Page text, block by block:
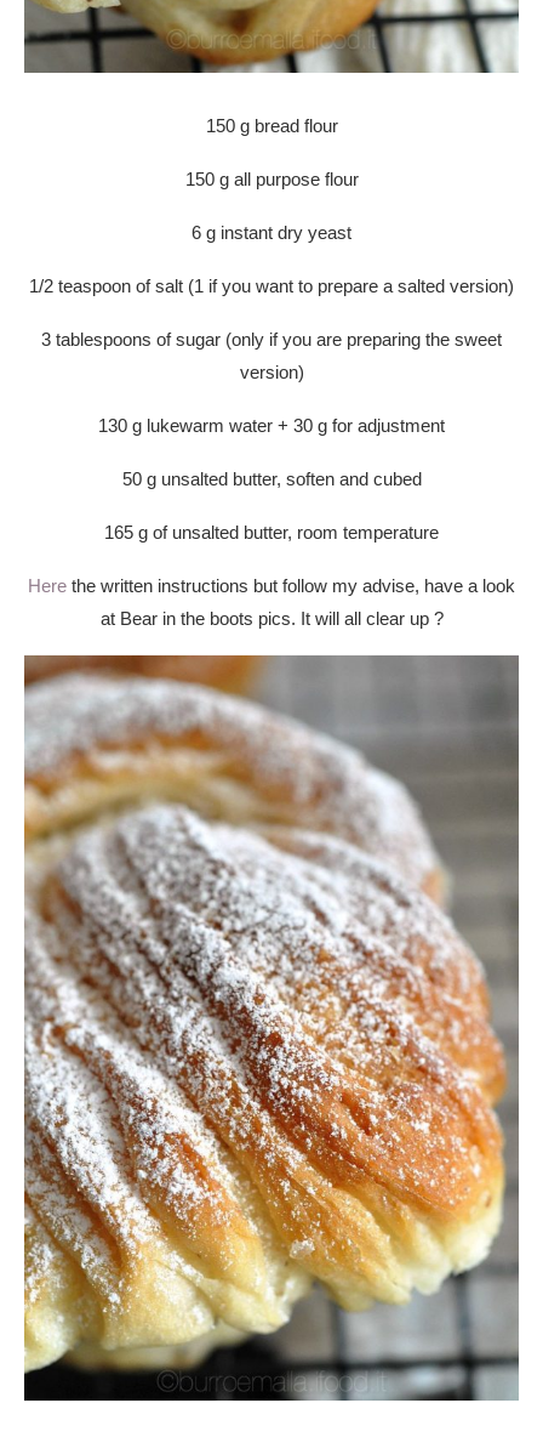
150 g bread flour
150 g all purpose flour
6 g instant dry yeast
1/2 teaspoon of salt (1 if you want to prepare a salted version)
3 tablespoons of sugar (only if you are preparing the sweet
version)
130 g lukewarm water + 30 g for adjustment
50 g unsalted butter, soften and cubed
165 g of unsalted butter, room temperature
Here the written instructions but follow my advise, have a look
at Bear in the boots pics. It will all clear up ?